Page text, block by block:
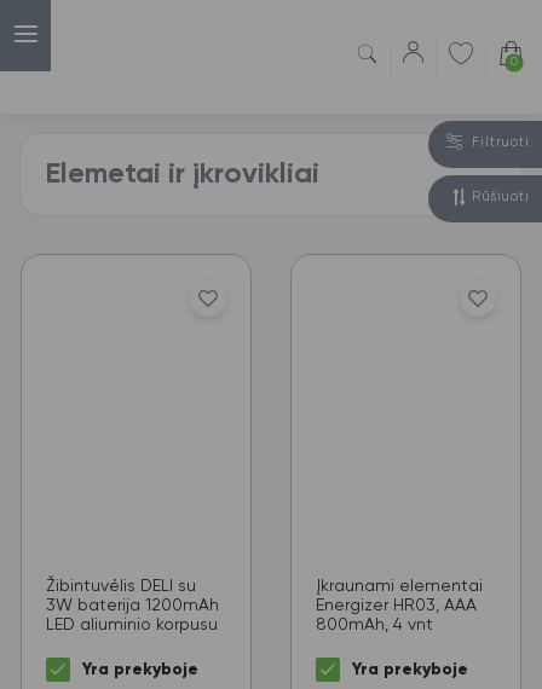
0
Filtruoti
Rūšiuoti
Elemetai ir įkrovikliai
Žibintuvėlis DELI su
3W baterija 1200mAh
LED aliuminio korpusu
Yra prekyboje
Įkraunami elementai
Energizer HR03, AAA
800mAh, 4 vnt
Yra prekyboje